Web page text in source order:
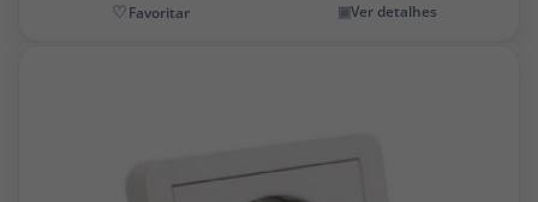
Ver detalhes